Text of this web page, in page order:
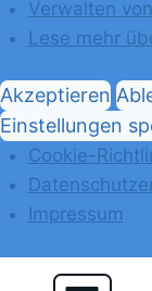
Verwalten
Lese mehr
Akzeptieren
Einstellungen
Cookie-
Impressum